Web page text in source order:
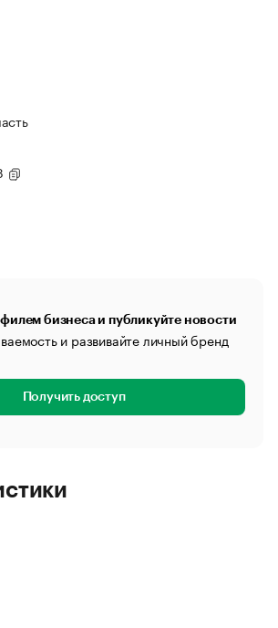
бизнеса и публикуйте новости
и развивайте личный бренд
Получить доступ